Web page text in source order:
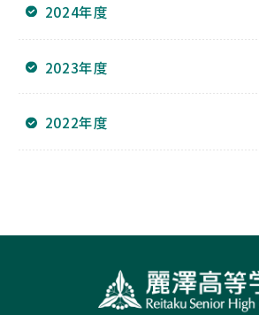
2024年度
2023年度
2022年度